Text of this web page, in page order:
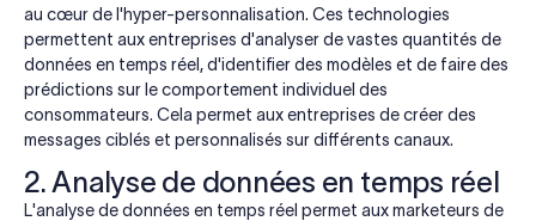
au cœur de l'hyper-personnalisation. Ces technologies
permettent aux entreprises d'analyser de vastes quantités de
données en temps réel, d'identifier des modèles et de faire des
prédictions sur le comportement individuel des
consommateurs. Cela permet aux entreprises de créer des
messages ciblés et personnalisés sur différents canaux.
2. Analyse de données en temps réel
L'analyse de données en temps réel permet aux marketeurs de